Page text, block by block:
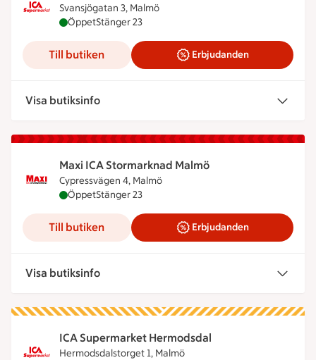
Svansjögatan 3, Malmö
ICA Supermarket Bellevuegården är öppen nu,
ÖppetStänger 23
Till butiken Erbjudanden
Visa butiksinfo
Maxi ICA Stormarknad Malmö
Cypressvägen 4, Malmö
Maxi ICA Stormarknad Malmö är öppen nu,
ÖppetStänger 23
Till butiken Erbjudanden
Visa butiksinfo
ICA Supermarket Hermodsdal
Hermodsdalstorget 1, Malmö